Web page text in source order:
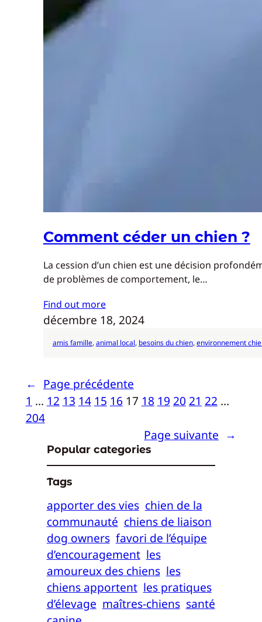
Comment céder un chien ?
La cession d’un chien est une décision
de problèmes de comportement, le…
Find out more
décembre 18, 2024
amis famille, animal local, besoins du chien, environnement
← Page précédente
1 … 12 13 14 15 16 17 18 19 20 21 22 …
204
Page suivante →
Popular categories
Tags
apporter des vies chien de la
communauté chiens de liaison
dog owners favori de l’équipe
d’encouragement les
amoureux des chiens les
chiens apportent les pratiques
d’élevage maîtres-chiens santé